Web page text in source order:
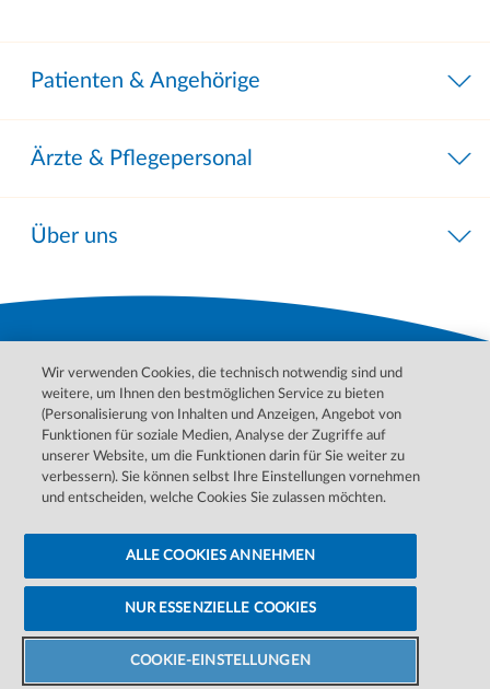
Zentrum
Patienten & Angehörige
Ärzte & Pflegepersonal
Über uns
Bitte wenden Sie sich für Behandlungen, Diagnosen und
Informationen zu Ihren Erkrankungen an Ihren Arzt. Im Notfall
Datenschutzerklärung
Barrierefreiheitserklärung
Cookie-Hinweise
Impressum
Cookie-Einstellungen ändern
Wir verwenden Cookies, die technisch notwendig sind und
weitere, um Ihnen den bestmöglichen Service zu bieten
(Personalisierung von Inhalten und Anzeigen, Angebot von
Funktionen für soziale Medien, Analyse der Zugriffe auf
unserer Website, um die Funktionen darin für Sie weiter zu
verbessern). Sie können selbst Ihre Einstellungen vornehmen
und entscheiden, welche Cookies Sie zulassen möchten.
COOKIE-EINSTELLUNGEN
NUR ESSENZIELLE COOKIES
ALLE COOKIES ANNEHMEN